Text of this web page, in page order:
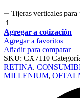
Tijeras verticales
Agregar a cotización
Agregar a favoritos
Añadir para comparar
SKU: CX7110
RETINA,
MILLENIUM,